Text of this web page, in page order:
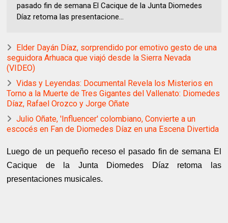
pasado fin de semana El Cacique de la Junta Diomedes
Díaz retoma las presentacione...
Elder Dayán Díaz, sorprendido por emotivo gesto de una
seguidora Arhuaca que viajó desde la Sierra Nevada
(VIDEO)
Vidas y Leyendas: Documental Revela los Misterios en
Torno a la Muerte de Tres Gigantes del Vallenato: Diomedes
Díaz, Rafael Orozco y Jorge Oñate
Julio Oñate, 'Influencer' colombiano, Convierte a un
escocés en Fan de Diomedes Díaz en una Escena Divertida
Luego de un pequeño receso el pasado fin de semana El
Cacique de la Junta Diomedes Díaz retoma las
presentaciones musicales.